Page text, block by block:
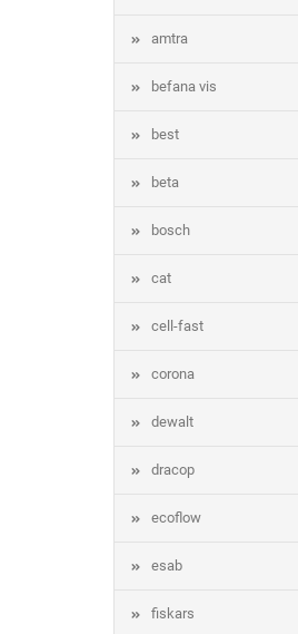
amtra
befana vis
best
beta
bosch
cat
cell-fast
corona
dewalt
dracop
ecoflow
esab
fiskars